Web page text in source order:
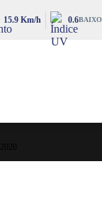
15.9 Km/h 0.6BAIXO